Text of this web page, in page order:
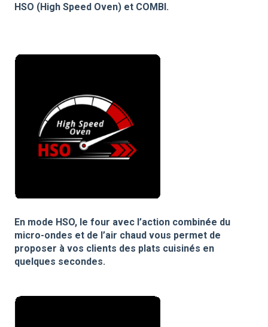
HSO (High Speed Oven) et COMBI.
En mode HSO, le four avec l’action combinée du
micro-ondes et de l’air chaud vous permet de
proposer à vos clients des plats cuisinés en
quelques secondes.